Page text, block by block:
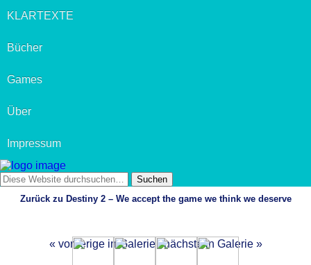
KLARTEXTE
Bücher
Games
Über
Impressum
Zurück zu Destiny 2 – We accept the game we think we deserve
« vorherige in Galerie nächste in Galerie »